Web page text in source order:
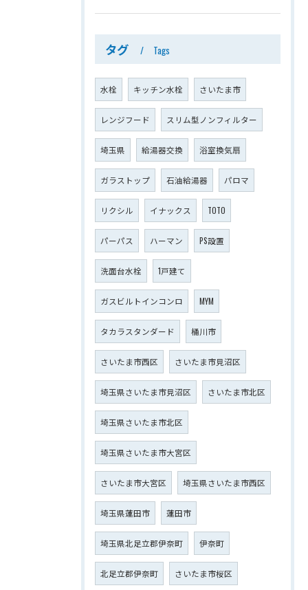
タグ Tags
水栓 キッチン水栓 さいたま市
レンジフード スリム型ノンフィルター
埼玉県 給湯器交換 浴室換気扇
ガラストップ 石油給湯器 パロマ
リクシル イナックス TOTO
パーパス ハーマン PS設置
洗面台水栓 1戸建て
ガスビルトインコンロ MYM
タカラスタンダード 桶川市
さいたま市西区 さいたま市見沼区
埼玉県さいたま市見沼区 さいたま市北区
埼玉県さいたま市北区
埼玉県さいたま市大宮区
さいたま市大宮区 埼玉県さいたま市西区
埼玉県蓮田市 蓮田市
埼玉県北足立郡伊奈町 伊奈町
北足立郡伊奈町 さいたま市桜区